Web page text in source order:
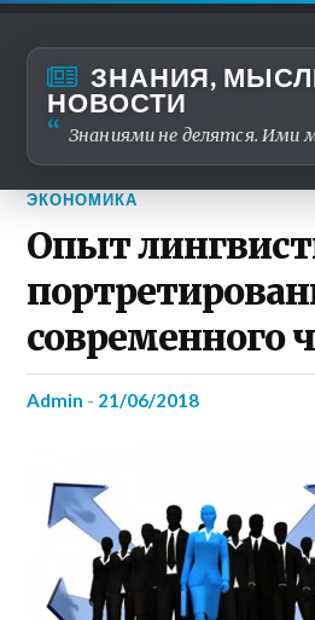
ЗНАНИЯ,
НОВОСТИ
Знаниями не делятся. Ими
ЭКОНОМИКА
Опыт
современного
admin - 21/06/2018